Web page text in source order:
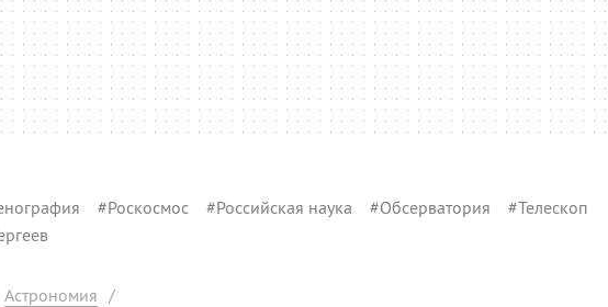
#Роскосмос #Российская наука #Обсерватория #Телескоп
Астрономия /